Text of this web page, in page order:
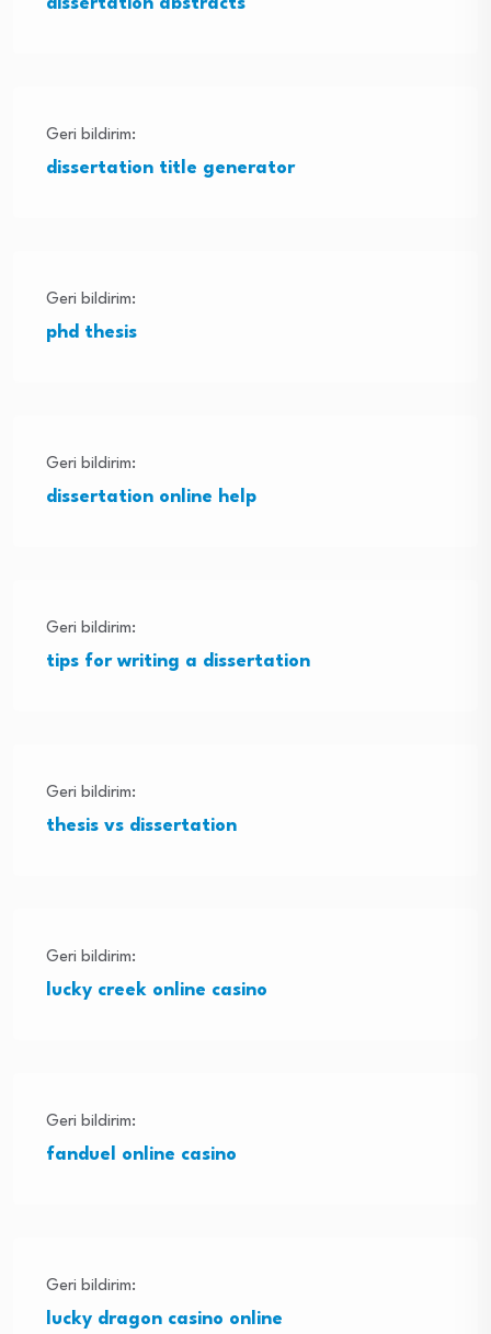
dissertation abstracts
Geri bildirim:
dissertation title generator
Geri bildirim:
phd thesis
Geri bildirim:
dissertation online help
Geri bildirim:
tips for writing a dissertation
Geri bildirim:
thesis vs dissertation
Geri bildirim:
lucky creek online casino
Geri bildirim:
fanduel online casino
Geri bildirim:
lucky dragon casino online